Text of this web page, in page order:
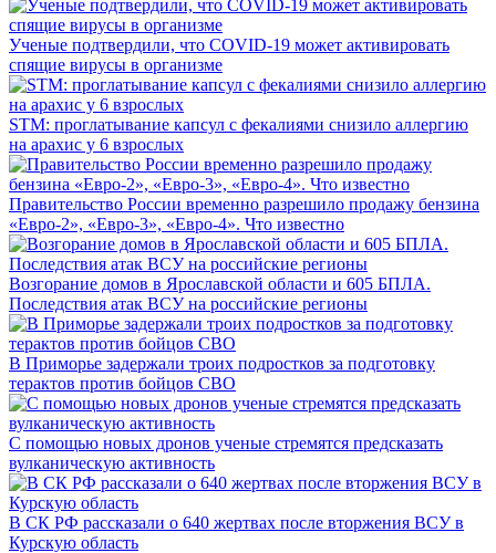
Ученые подтвердили, что COVID-19 может активировать
спящие вирусы в организме
STM: проглатывание капсул с фекалиями снизило аллергию
на арахис у 6 взрослых
Правительство России временно разрешило продажу бензина
«Евро-2», «Евро-3», «Евро-4». Что известно
Возгорание домов в Ярославской области и 605 БПЛА.
Последствия атак ВСУ на российские регионы
В Приморье задержали троих подростков за подготовку
терактов против бойцов СВО
С помощью новых дронов ученые стремятся предсказать
вулканическую активность
В СК РФ рассказали о 640 жертвах после вторжения ВСУ в
Курскую область